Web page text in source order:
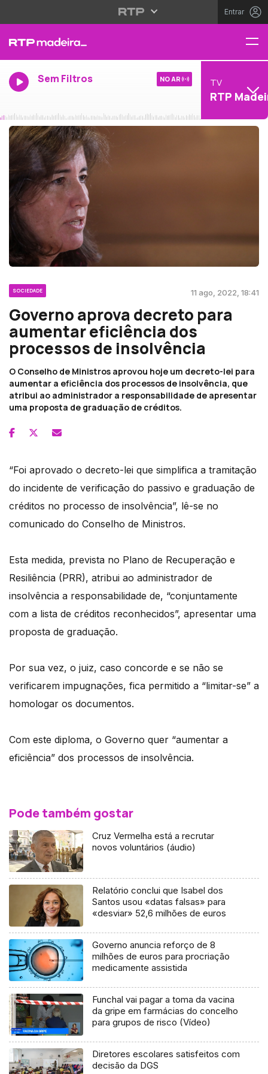
Entrar
Sem Filtros NO AR TV
RTP
SOCIEDADE 11 ago, 2022, 18:41
Governo aprova decreto para
aumentar eficiência dos
processos de insolvência
O Conselho de Ministros aprovou hoje um decreto-lei para
aumentar a eficiência dos processos de insolvência, que
atribui ao administrador a responsabilidade de apresentar
uma proposta de graduação de créditos.
“Foi aprovado o decreto-lei que simplifica a tramitação
do incidente de verificação do passivo e graduação de
créditos no processo de insolvência”, lê-se no
comunicado do Conselho de Ministros.
Esta medida, prevista no Plano de Recuperação e
Resiliência (PRR), atribui ao administrador de
insolvência a responsabilidade de, “conjuntamente
com a lista de créditos reconhecidos”, apresentar uma
proposta de graduação.
Por sua vez, o juiz, caso concorde e se não se
verificarem impugnações, fica permitido a “limitar-se” a
homologar os documentos.
Com este diploma, o Governo quer “aumentar a
eficiência” dos processos de insolvência.
Pode também gostar
Cruz Vermelha está a recrutar
novos voluntários (áudio)
Relatório conclui que Isabel dos
Santos usou «datas falsas» para
«desviar» 52,6 milhões de euros
Governo anuncia reforço de 8
milhões de euros para procriação
medicamente assistida
Funchal vai pagar a toma da vacina
da gripe em farmácias do concelho
para grupos de risco (Vídeo)
Diretores escolares satisfeitos com
decisão da DGS